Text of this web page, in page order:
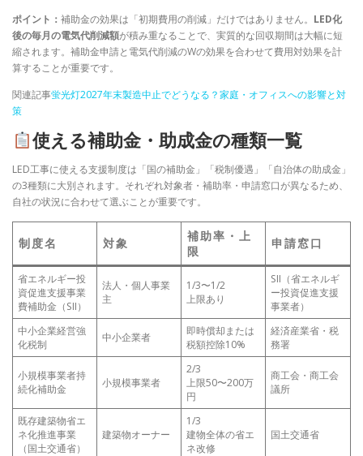
ポイント： 補助金の効果は「初期費用の削減」だけではありません。 LED化
後の毎月の電気代削減額が積み重なることで、実質的な回収期間は大幅に短
縮されます。補助金申請と電気代削減のWの効果を合わせて費用対効果を計
算することが重要です。
関連記事蛍光灯2027年末製造中止でどうなる？家庭・オフィスへの影響と対
策
使える補助金・助成金の種類一覧
LED工事に使える支援制度は「国の補助金」「税制優遇」「自治体の助成金」
の3種類に大別されます。それぞれ対象者・補助率・申請窓口が異なるため、
自社の状況に合わせて選ぶことが重要です。
制度名 対象
補助率・上
限
申請窓口
省エネルギー投
資促進支援事業
費補助金（SII）
法人・個人事業
主
1/3〜1/2
上限あり
SII（省エネルギ
ー投資促進支援
事業者）
中小企業経営強
化税制
中小企業者
即時償却または
税額控除10%
経済産業省・税
務署
小規模事業者持
続化補助金
小規模事業者
2/3
上限50〜200万
円
商工会・商工会
議所
既存建築物省エ
ネ化推進事業
（国土交通省）
建築物オーナー
1/3
建物全体の省エ
ネ改修
国土交通省